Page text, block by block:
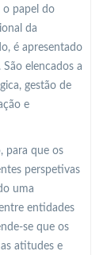
o papel do
da
é apresentado
elencados a
gestão de
e
para que os
perspetivas
uma
entidades
se que os
atitudes e